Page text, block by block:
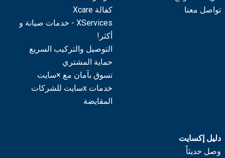
تواصل معنا
كفالة Xcare
XServices - خدمات صيانة و
أكثر!
التوصيل والتركيب السريع
حماية المشتري
تسوق بآمان مع ×سايت
خدمات xسايت للشركات
المقايضة
دليل إكسايت
وصل حديثاً